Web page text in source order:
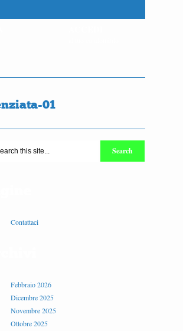
01
Contattaci
Febbraio 2026
Dicembre 2025
Novembre 2025
Ottobre 2025